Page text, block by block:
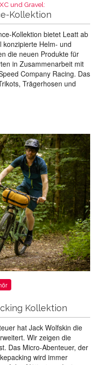
und Gravel:
Kollektion
Kollektion bietet Leatt ab
konzipierte Helm- und
die neuen Produkte für
in Zusammenarbeit mit
Company Racing. Das
Trägerhosen und
Kollektion
hat Jack Wolfskin die
Wir zeigen die
Das Micro-Abenteuer, der
wird immer